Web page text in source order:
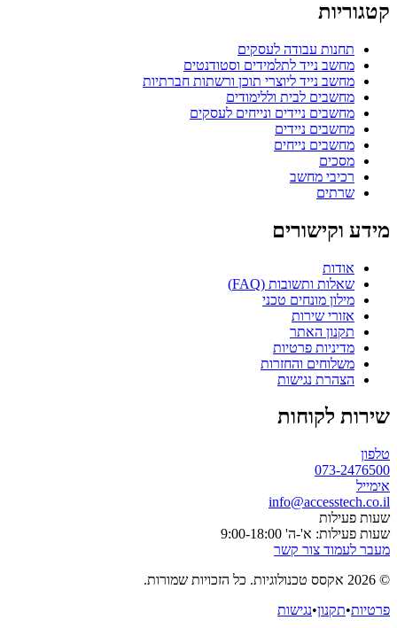
קטגוריות
תחנות עבודה לעסקים
מחשב נייד לתלמידים וסטודנטים
מחשב נייד ליוצרי תוכן ורשתות חברתיות
מחשבים לבית וללימודים
מחשבים ניידים ונייחים לעסקים
מחשבים ניידים
מחשבים נייחים
מסכים
רכיבי מחשב
שרתים
מידע וקישורים
אודות
שאלות ותשובות (FAQ)
מילון מונחים טכני
אזורי שירות
תקנון האתר
מדיניות פרטיות
משלוחים והחזרות
הצהרת נגישות
שירות לקוחות
טלפון
073-2476500
אימייל
info@accesstech.co.il
שעות פעילות
שעות פעילות: א'-ה' 9:00-18:00
מעבר לעמוד צור קשר
© 2026 אקסס טכנולוגיות. כל הזכויות שמורות.
פרטיות•תקנון•נגישות